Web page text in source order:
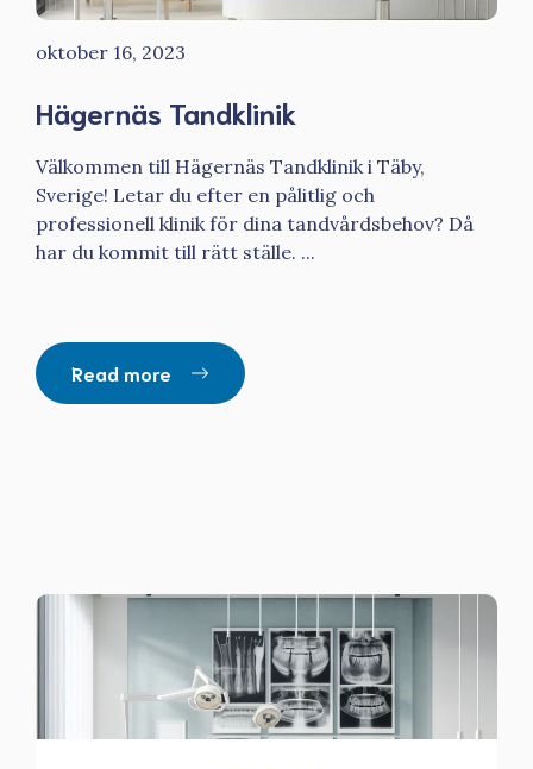
oktober 16, 2023
Hägernäs Tandklinik
Välkommen till Hägernäs Tandklinik i Täby,
Sverige! Letar du efter en pålitlig och
professionell klinik för dina tandvårdsbehov? Då
har du kommit till rätt ställe. ...
Read more